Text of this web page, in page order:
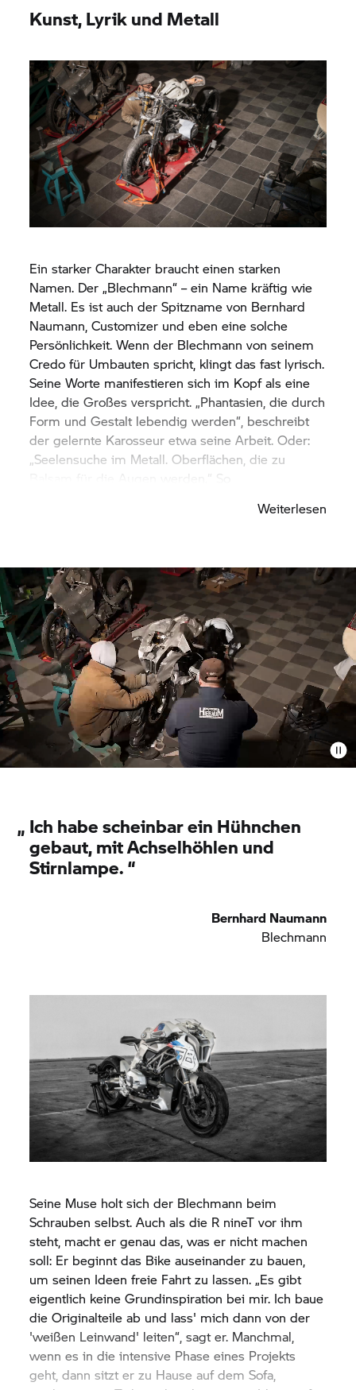
Kunst, Lyrik und Metall
Ein starker Charakter braucht einen starken
Namen. Der „Blechmann“ – ein Name kräftig wie
Metall. Es ist auch der Spitzname von Bernhard
Naumann, Customizer und eben eine solche
Persönlichkeit. Wenn der Blechmann von seinem
Credo für Umbauten spricht, klingt das fast lyrisch.
Seine Worte manifestieren sich im Kopf als eine
Idee, die Großes verspricht. „Phantasien, die durch
Form und Gestalt lebendig werden“, beschreibt
der gelernte Karosseur etwa seine Arbeit. Oder:
„Seelensuche im Metall. Oberflächen, die zu
Balsam für die Augen werden.“ So
klingen, seine Bikes spiegeln diese Ansprüche
großer Science-Fiction-Anhänger ist. Für den Blick
in die Zukunft braucht es eine besondere
Vorstellungskraft, die auch der Customizer hat.
Seine Bikes wirken wie aus einer entfernten, vor
uns liegenden Zeit.
Weiterlesen
„ Ich habe scheinbar ein Hühnchen
gebaut, mit Achselhöhlen und
Stirnlampe. “
Bernhard Naumann
Blechmann
Seine Muse holt sich der Blechmann beim
Schrauben selbst. Auch als die R nineT vor ihm
steht, macht er genau das, was er nicht machen
soll: Er beginnt das Bike auseinander zu bauen,
um seinen Ideen freie Fahrt zu lassen. „Es gibt
eigentlich keine Grundinspiration bei mir. Ich baue
die Originalteile ab und lass' mich dann von der
'weißen Leinwand' leiten“, sagt er. Manchmal,
wenn es in die intensive Phase eines Projekts
geht, dann sitzt er zu Hause auf dem Sofa,